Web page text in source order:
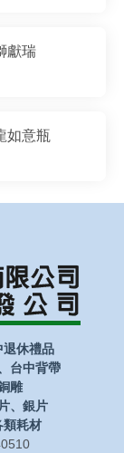
獻瑞
如意瓶
休禮品
台中背帶
雕
、銀片
類耗材